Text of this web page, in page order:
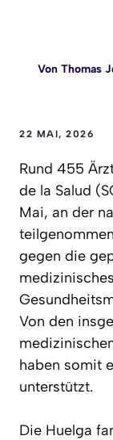
Von Thomas
22 MAI, 2026
Rund 455
de la Salud
Mai, an der
gegen die
Von den
haben somit
unterstützt.
Die Huelga